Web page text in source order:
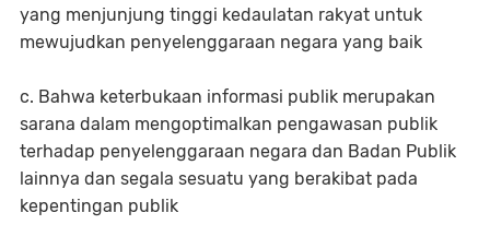
yang menjunjung tinggi kedaulatan rakyat untuk
mewujudkan penyelenggaraan negara yang baik
c. Bahwa keterbukaan informasi publik merupakan
sarana dalam mengoptimalkan pengawasan publik
terhadap penyelenggaraan negara dan Badan Publik
lainnya dan segala sesuatu yang berakibat pada
kepentingan publik